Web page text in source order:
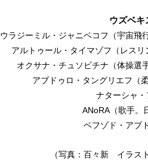
ウズベキ
ウラジーミル・ジャニベコフ（宇宙飛
アルトゥール・タイマゾフ（レス
オクサナ・チュソビチナ（体操選
アブドゥロ・タングリエフ（
ナターシャ
ANoRA（歌手。
ベフゾド・アブ
（写真：百々新 イラス